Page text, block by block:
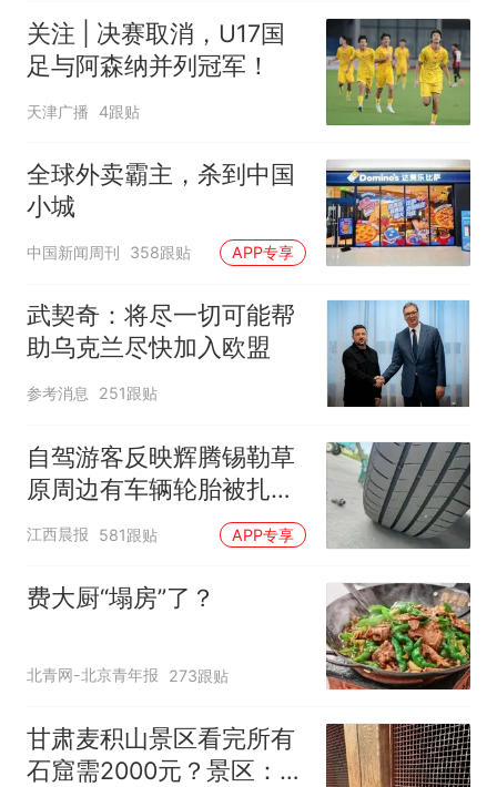
关注 | 决赛取消，U17国
足与阿森纳并列冠军！
天津广播 4跟贴
全球外卖霸主，杀到中国
小城
中国新闻周刊 358跟贴 APP专享
武契奇：将尽一切可能帮
助乌克兰尽快加入欧盟
参考消息 251跟贴
自驾游客反映辉腾锡勒草
原周边有车辆轮胎被扎，
修理店铺换胎价格高达千
元，官方发布情况通报
江西晨报 581跟贴 APP专享
费大厨“塌房”了？
北青网-北京青年报 273跟贴
甘肃麦积山景区看完所有
石窟需2000元？景区：部